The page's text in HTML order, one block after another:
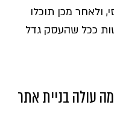
ולאחר מכן תוכלו
ככל שהעסק גדל
עולה בניית אתר